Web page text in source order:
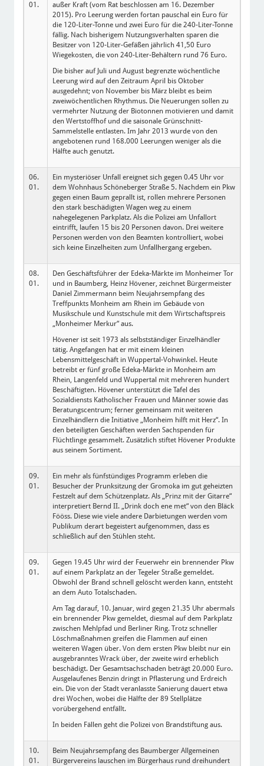
01.
außer Kraft (vom Rat beschlossen am 16. Dezember
2015). Pro Leerung werden fortan pauschal ein Euro für
die 120-Liter-Tonne und zwei Euro für die 240-Liter-Tonne
fällig. Nach bisherigem Nutzungsverhalten sparen die
Besitzer von 120-Liter-Gefäßen jährlich 41,50 Euro
Wiegekosten, die von 240-Liter-Behältern rund 76 Euro.
Die bisher auf Juli und August begrenzte wöchentliche
Leerung wird auf den Zeitraum April bis Oktober
ausgedehnt; von November bis März bleibt es beim
zweiwöchentlichen Rhythmus. Die Neuerungen sollen zu
vermehrter Nutzung der Biotonnen motivieren und damit
den Wertstoffhof und die saisonale Grünschnitt-
Sammelstelle entlasten. Im Jahr 2013 wurde von den
angebotenen rund 168.000 Leerungen weniger als die
Hälfte auch genutzt.
06.
01.
Ein mysteriöser Unfall ereignet sich gegen 0.45 Uhr vor
dem Wohnhaus Schöneberger Straße 5. Nachdem ein Pkw
gegen einen Baum geprallt ist, rollen mehrere Personen
den stark beschädigten Wagen weg zu einem
nahegelegenen Parkplatz. Als die Polizei am Unfallort
eintrifft, laufen 15 bis 20 Personen davon. Drei weitere
Personen werden von den Beamten kontrolliert, wobei
sich keine Einzelheiten zum Unfallhergang ergeben.
08.
01.
Den Geschäftsführer der Edeka-Märkte im Monheimer Tor
und in Baumberg, Heinz Hövener, zeichnet Bürgermeister
Daniel Zimmermann beim Neujahrsempfang des
Treffpunkts Monheim am Rhein im Gebäude von
Musikschule und Kunstschule mit dem Wirtschaftspreis
„Monheimer Merkur“ aus.
Hövener ist seit 1973 als selbstständiger Einzelhändler
tätig. Angefangen hat er mit einem kleinen
Lebensmittelgeschäft in Wuppertal-Vohwinkel. Heute
betreibt er fünf große Edeka-Märkte in Monheim am
Rhein, Langenfeld und Wuppertal mit mehreren hundert
Beschäftigten. Hövener unterstützt die Tafel des
Sozialdiensts Katholischer Frauen und Männer sowie das
Beratungscentrum; ferner gemeinsam mit weiteren
Einzelhändlern die Initiative „Monheim hilft mit Herz“. In
den beteiligten Geschäften werden Sachspenden für
Flüchtlinge gesammelt. Zusätzlich stiftet Hövener Produkte
aus seinem Sortiment.
09.
01.
Ein mehr als fünfstündiges Programm erleben die
Besucher der Prunksitzung der Gromoka im gut geheizten
Festzelt auf dem Schützenplatz. Als „Prinz mit der Gitarre“
interpretiert Bernd II. „Drink doch ene met“ von den Bläck
Fööss. Diese wie viele andere Darbietungen werden vom
Publikum derart begeistert aufgenommen, dass es
schließlich auf den Stühlen steht.
09.
01.
Gegen 19.45 Uhr wird der Feuerwehr ein brennender Pkw
auf einem Parkplatz an der Tegeler Straße gemeldet.
Obwohl der Brand schnell gelöscht werden kann, entsteht
an dem Auto Totalschaden.
Am Tag darauf, 10. Januar, wird gegen 21.35 Uhr abermals
ein brennender Pkw gemeldet, diesmal auf dem Parkplatz
zwischen Mehlpfad und Berliner Ring. Trotz schneller
Löschmaßnahmen greifen die Flammen auf einen
weiteren Wagen über. Von dem ersten Pkw bleibt nur ein
ausgebranntes Wrack über, der zweite wird erheblich
beschädigt. Der Gesamtsachschaden beträgt 20.000 Euro.
Ausgelaufenes Benzin dringt in Pflasterung und Erdreich
ein. Die von der Stadt veranlasste Sanierung dauert etwa
drei Wochen, wobei die Hälfte der 89 Stellplätze
vorübergehend entfällt.
In beiden Fällen geht die Polizei von Brandstiftung aus.
10.
01.
Beim Neujahrsempfang des Baumberger Allgemeinen
Bürgervereins lauschen im Bürgerhaus rund dreihundert